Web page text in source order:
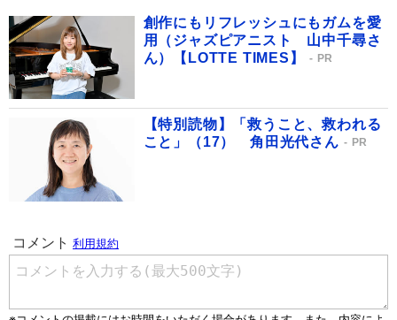
創作にもリフレッシュにもガムを愛
用（ジャズピアニスト 山中千尋さ
ん）【LOTTE TIMES】
PR
【特別読物】「救うこと、救われる
こと」（17） 角田光代さん
PR